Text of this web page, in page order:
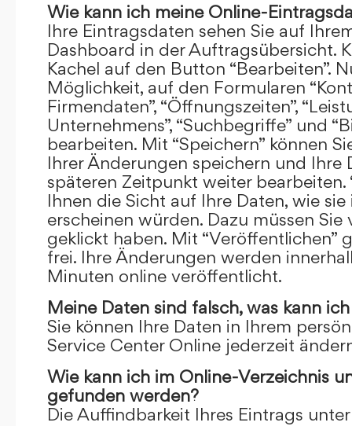
Wie kann ich meine Online-
Ihre Eintragsdaten sehen Sie auf
Dashboard in der Auftragsübersicht.
Kachel auf den Button “Bearbeiten”.
Möglichkeit, auf den Formularen
Firmendaten”, “Öffnungszeiten”,
Unternehmens”, “Suchbegriffe” und
bearbeiten. Mit “Speichern” können
Ihrer Änderungen speichern und Ihre
späteren Zeitpunkt weiter bearbeiten.
Ihnen die Sicht auf Ihre Daten, wie
erscheinen würden. Dazu müssen Sie
geklickt haben. Mit “Veröffentlichen”
frei. Ihre Änderungen werden
Minuten online veröffentlicht.
Meine Daten sind falsch, was kann
Sie können Ihre Daten in Ihrem
Service Center Online jederzeit
Wie kann ich im Online-Verzeichnis
gefunden werden?
Die Auffindbarkeit Ihres Eintrags